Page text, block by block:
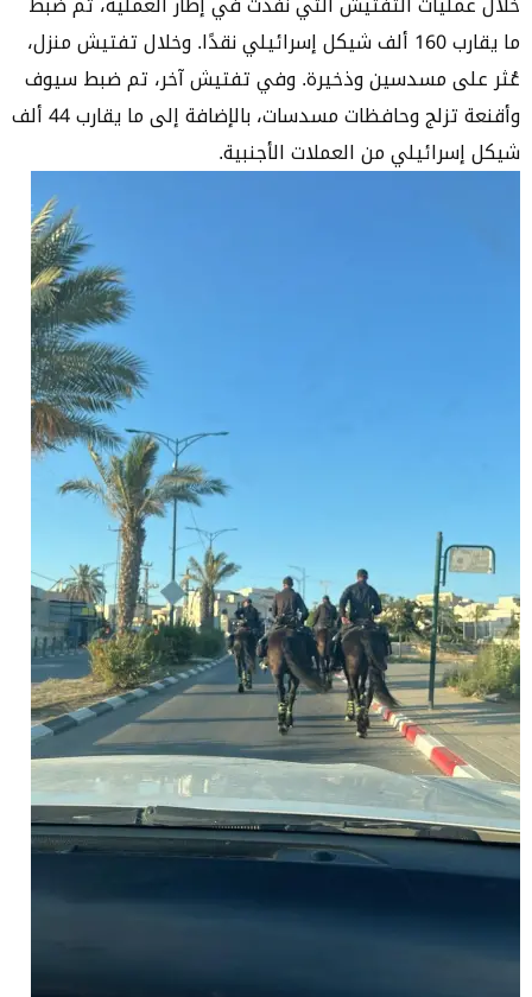
ما يقارب 160 ألف شيكل إسرائيلي نقدًا. وخلال تفتيش منزل،
عُثر على مسدسين وذخيرة. وفي تفتيش آخر، تم ضبط سيوف
وأقنعة تزلج وحافظات مسدسات، بالإضافة إلى ما يقارب 44 ألف
شيكل إسرائيلي من العملات الأجنبية.